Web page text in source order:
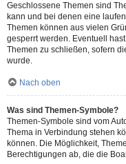
Geschlossene Themen sind
kann und bei denen eine
Themen können aus vielen
gesperrt werden. Eventuell
Themen zu schließen, sofern
wurde.
Nach oben
Was sind Themen-Symbole?
Themen-Symbole sind vom
Thema in Verbindung stehen
können. Die Möglichkeit,
Berechtigungen ab, die die